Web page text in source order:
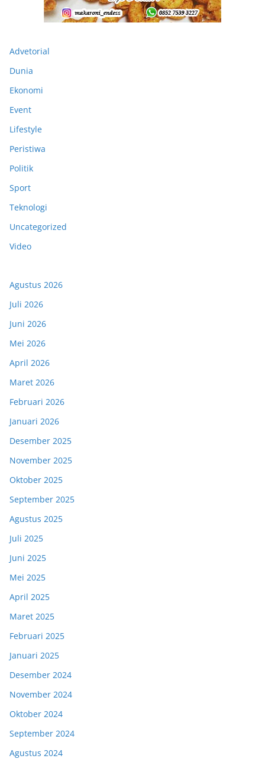
Advetorial
Dunia
Ekonomi
Event
Lifestyle
Peristiwa
Politik
Sport
Teknologi
Uncategorized
Video
Agustus 2026
Juli 2026
Juni 2026
Mei 2026
April 2026
Maret 2026
Februari 2026
Januari 2026
Desember 2025
November 2025
Oktober 2025
September 2025
Agustus 2025
Juli 2025
Juni 2025
Mei 2025
April 2025
Maret 2025
Februari 2025
Januari 2025
Desember 2024
November 2024
Oktober 2024
September 2024
Agustus 2024